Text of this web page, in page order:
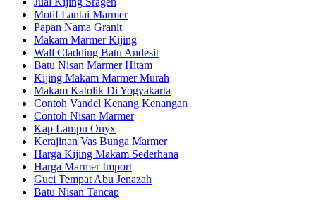
Motif Lantai Marmer
Papan Nama Granit
Makam Marmer Kijing
Wall Cladding Batu Andesit
Batu Nisan Marmer Hitam
Kijing Makam Marmer Murah
Makam Katolik Di Yogyakarta
Contoh Vandel Kenang Kenangan
Contoh Nisan Marmer
Kap Lampu Onyx
Kerajinan Vas Bunga Marmer
Harga Kijing Makam Sederhana
Harga Marmer Import
Guci Tempat Abu Jenazah
Batu Nisan Tancap